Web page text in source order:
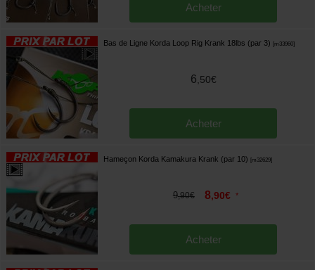
Acheter
Bas de Ligne Korda Loop Rig Krank 18lbs (par 3) [m33960]
6 50€
Acheter
Hameçon Korda Kamakura Krank (par 10) [m32629]
9,90€ 8,90€ *
Acheter